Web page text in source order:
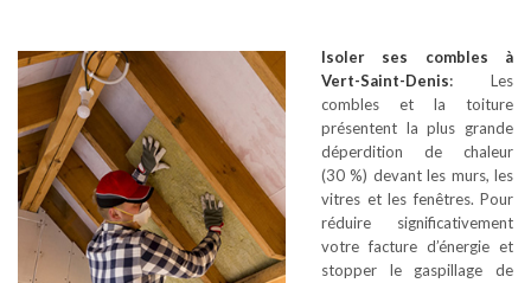
Isoler ses combles à
Vert-Saint-Denis: Les
combles et la toiture
présentent la plus grande
déperdition de chaleur
(30 %) devant les murs, les
vitres et les fenêtres. Pour
réduire significativement
votre facture d’énergie et
stopper le gaspillage de